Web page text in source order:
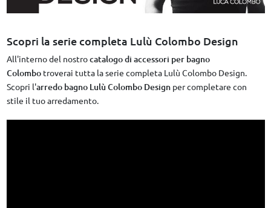
Scopri la serie completa Lulù Colombo Design
All'interno del nostrocatalogo di accessori per bagno
Colombotroverai tutta la serie completa Lulù Colombo Design.
Scopri l'arredo bagno Lulù Colombo Designper completare con
stile il tuo arredamento.